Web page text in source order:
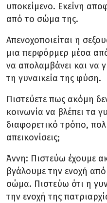
υποκείμενο. Εκείνη
από το σώμα της.
Απενοχοποιείται η
μια περφόρμερ μέσα
να απολαμβάνει και να
τη γυναικεία της φύση.
Πιστεύετε πως ακόμη
κοινωνία να βλέπει τα
διαφορετικό τρόπο,
απεικονίσεις;
Άννη: Πιστεύω έχουμε
βγάλουμε την ενοχή από
σώμα. Πιστεύω ότι η
την ενοχή της